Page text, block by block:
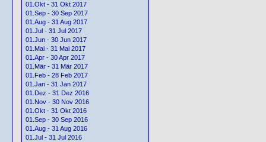
01.Okt - 31 Okt 2017
01.Sep - 30 Sep 2017
01.Aug - 31 Aug 2017
01.Jul - 31 Jul 2017
01.Jun - 30 Jun 2017
01.Mai - 31 Mai 2017
01.Apr - 30 Apr 2017
01.Mär - 31 Mär 2017
01.Feb - 28 Feb 2017
01.Jan - 31 Jan 2017
01.Dez - 31 Dez 2016
01.Nov - 30 Nov 2016
01.Okt - 31 Okt 2016
01.Sep - 30 Sep 2016
01.Aug - 31 Aug 2016
01.Jul - 31 Jul 2016